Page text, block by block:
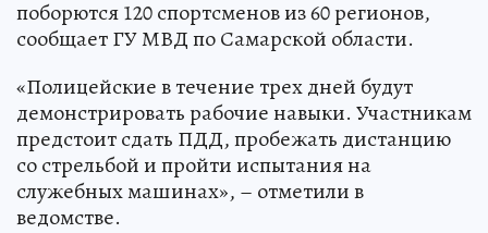
поборются 120 спортсменов из 60 регионов,
сообщает ГУ МВД по Самарской области.
«Полицейские в течение трех дней будут
демонстрировать рабочие навыки. Участникам
предстоит сдать ПДД, пробежать дистанцию
со стрельбой и пройти испытания на
служебных машинах», – отметили в
ведомстве.